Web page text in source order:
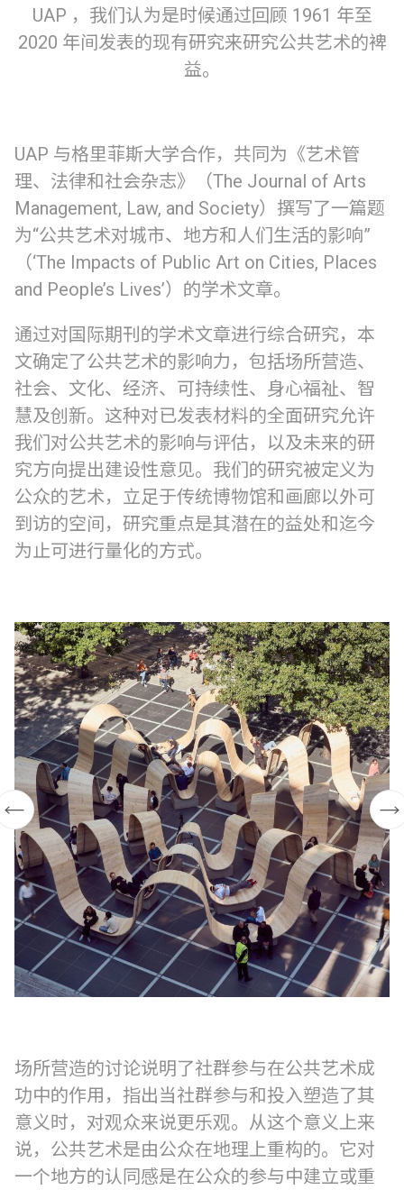
UAP ，我们认为是时候通过回顾 1961 年至
2020 年间发表的现有研究来研究公共艺术的裨
益。
UAP 与格里菲斯大学合作，共同为《艺术管
理、法律和社会杂志》（The Journal of Arts
Management, Law, and Society）撰写了一篇题
为“公共艺术对城市、地方和人们生活的影响”
（‘The Impacts of Public Art on Cities, Places
and People’s Lives’）的学术文章。
通过对国际期刊的学术文章进行综合研究，本
文确定了公共艺术的影响力，包括场所营造、
社会、文化、经济、可持续性、身心福祉、智
慧及创新。这种对已发表材料的全面研究允许
我们对公共艺术的影响与评估，以及未来的研
究方向提出建设性意见。我们的研究被定义为
公众的艺术，立足于传统博物馆和画廊以外可
到访的空间，研究重点是其潜在的益处和迄今
为止可进行量化的方式。
场所营造的讨论说明了社群参与在公共艺术成
功中的作用，指出当社群参与和投入塑造了其
意义时，对观众来说更乐观。从这个意义上来
说，公共艺术是由公众在地理上重构的。它对
一个地方的认同感是在公众的参与中建立或重